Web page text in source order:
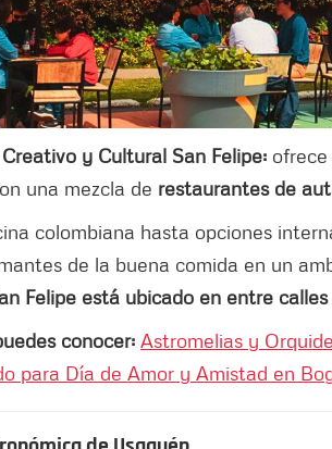
y Cultural San Felipe:
una mezcla de restaurantes de
colombiana hasta opciones
de la buena comida en un
Felipe está ubicado en entre calles
conocer: Astromelias y
para Día de Amor y Amistad en